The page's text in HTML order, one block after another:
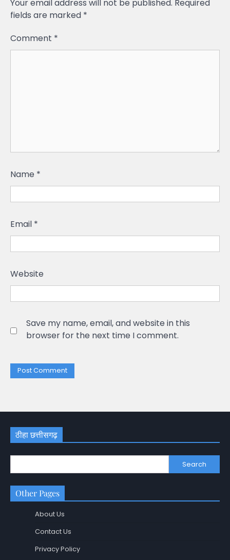
Your email address will not be published. Required
fields are marked *
Comment *
Name *
Email *
Website
Save my name, email, and website in this
browser for the next time I comment.
ठीहा छत्तीसगढ़
Search
Other Pages
About Us
Contact Us
Privacy Policy